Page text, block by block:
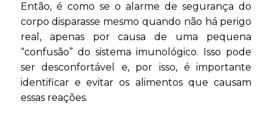
Então, é como se o alarme de segurança do
corpo disparasse mesmo quando não há perigo
real, apenas por causa de uma pequena
“confusão” do sistema imunológico. Isso pode
ser desconfortável e, por isso, é importante
identificar e evitar os alimentos que causam
essas reações.